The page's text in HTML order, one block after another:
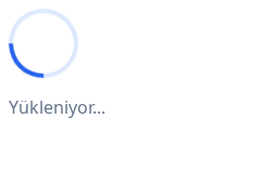
Yükleniyor...